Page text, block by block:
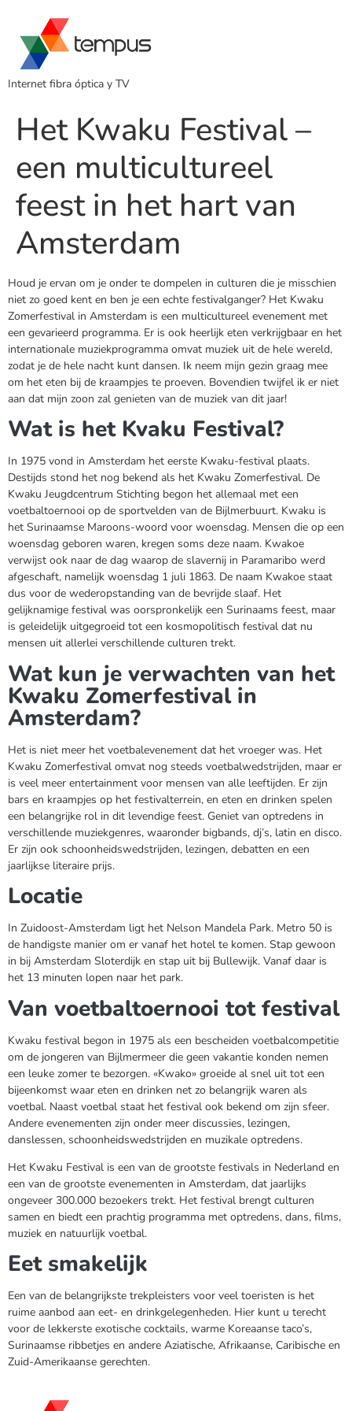
Internet fibra óptica y TV
Het Kwaku Festival –
een multicultureel
feest in het hart van
Amsterdam
Houd je ervan om je onder te dompelen in culturen die je misschien
niet zo goed kent en ben je een echte festivalganger? Het Kwaku
Zomerfestival in Amsterdam is een multicultureel evenement met
een gevarieerd programma. Er is ook heerlijk eten verkrijgbaar en het
internationale muziekprogramma omvat muziek uit de hele wereld,
zodat je de hele nacht kunt dansen. Ik neem mijn gezin graag mee
om het eten bij de kraampjes te proeven. Bovendien twijfel ik er niet
aan dat mijn zoon zal genieten van de muziek van dit jaar!
Wat is het Kvaku Festival?
In 1975 vond in Amsterdam het eerste Kwaku-festival plaats.
Destijds stond het nog bekend als het Kwaku Zomerfestival. De
Kwaku Jeugdcentrum Stichting begon het allemaal met een
voetbaltoernooi op de sportvelden van de Bijlmerbuurt. Kwaku is
het Surinaamse Maroons-woord voor woensdag. Mensen die op een
woensdag geboren waren, kregen soms deze naam. Kwakoe
verwijst ook naar de dag waarop de slavernij in Paramaribo werd
afgeschaft, namelijk woensdag 1 juli 1863. De naam Kwakoe staat
dus voor de wederopstanding van de bevrijde slaaf. Het
gelijknamige festival was oorspronkelijk een Surinaams feest, maar
is geleidelijk uitgegroeid tot een kosmopolitisch festival dat nu
mensen uit allerlei verschillende culturen trekt.
Wat kun je verwachten van het
Kwaku Zomerfestival in
Amsterdam?
Het is niet meer het voetbalevenement dat het vroeger was. Het
Kwaku Zomerfestival omvat nog steeds voetbalwedstrijden, maar er
is veel meer entertainment voor mensen van alle leeftijden. Er zijn
bars en kraampjes op het festivalterrein, en eten en drinken spelen
een belangrijke rol in dit levendige feest. Geniet van optredens in
verschillende muziekgenres, waaronder bigbands, dj’s, latin en disco.
Er zijn ook schoonheidswedstrijden, lezingen, debatten en een
jaarlijkse literaire prijs.
Locatie
In Zuidoost-Amsterdam ligt het Nelson Mandela Park. Metro 50 is
de handigste manier om er vanaf het hotel te komen. Stap gewoon
in bij Amsterdam Sloterdijk en stap uit bij Bullewijk. Vanaf daar is
het 13 minuten lopen naar het park.
Van voetbaltoernooi tot festival
Kwaku festival begon in 1975 als een bescheiden voetbalcompetitie
om de jongeren van Bijlmermeer die geen vakantie konden nemen
een leuke zomer te bezorgen. «Kwako» groeide al snel uit tot een
bijeenkomst waar eten en drinken net zo belangrijk waren als
voetbal. Naast voetbal staat het festival ook bekend om zijn sfeer.
Andere evenementen zijn onder meer discussies, lezingen,
danslessen, schoonheidswedstrijden en muzikale optredens.
Het Kwaku Festival is een van de grootste festivals in Nederland en
een van de grootste evenementen in Amsterdam, dat jaarlijks
ongeveer 300.000 bezoekers trekt. Het festival brengt culturen
samen en biedt een prachtig programma met optredens, dans, films,
muziek en natuurlijk voetbal.
Eet smakelijk
Een van de belangrijkste trekpleisters voor veel toeristen is het
ruime aanbod aan eet- en drinkgelegenheden. Hier kunt u terecht
voor de lekkerste exotische cocktails, warme Koreaanse taco’s,
Surinaamse ribbetjes en andere Aziatische, Afrikaanse, Caribische en
Zuid-Amerikaanse gerechten.